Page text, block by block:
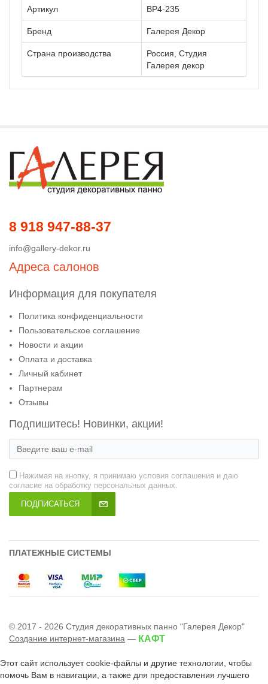
Артикул ВР4-235
Бренд Галерея Декор
Страна производства
Россия, Студия
Галерея декор
8 918 947-88-37
info@gallery-dekor.ru
Адреса салонов
Информация для покупателя
Политика конфиденциальности
Пользовательское соглашение
Новости и акции
Оплата и доставка
Личный кабинет
Партнерам
Отзывы
Подпишитесь! Новинки, акции!
Нажимая на кнопку, я принимаю условия соглашения и даю
согласие на обработку персональных данных.
ПОДПИСАТЬСЯ
ПЛАТЕЖНЫЕ СИСТЕМЫ
© 2017 - 2026 Студия декоративных панно "Галерея Декор"
Создание интернет-магазина — КАФТ
Этот сайт использует cookie-файлы и другие технологии, чтобы
помочь Вам в навигации, а также для предоставления лучшего